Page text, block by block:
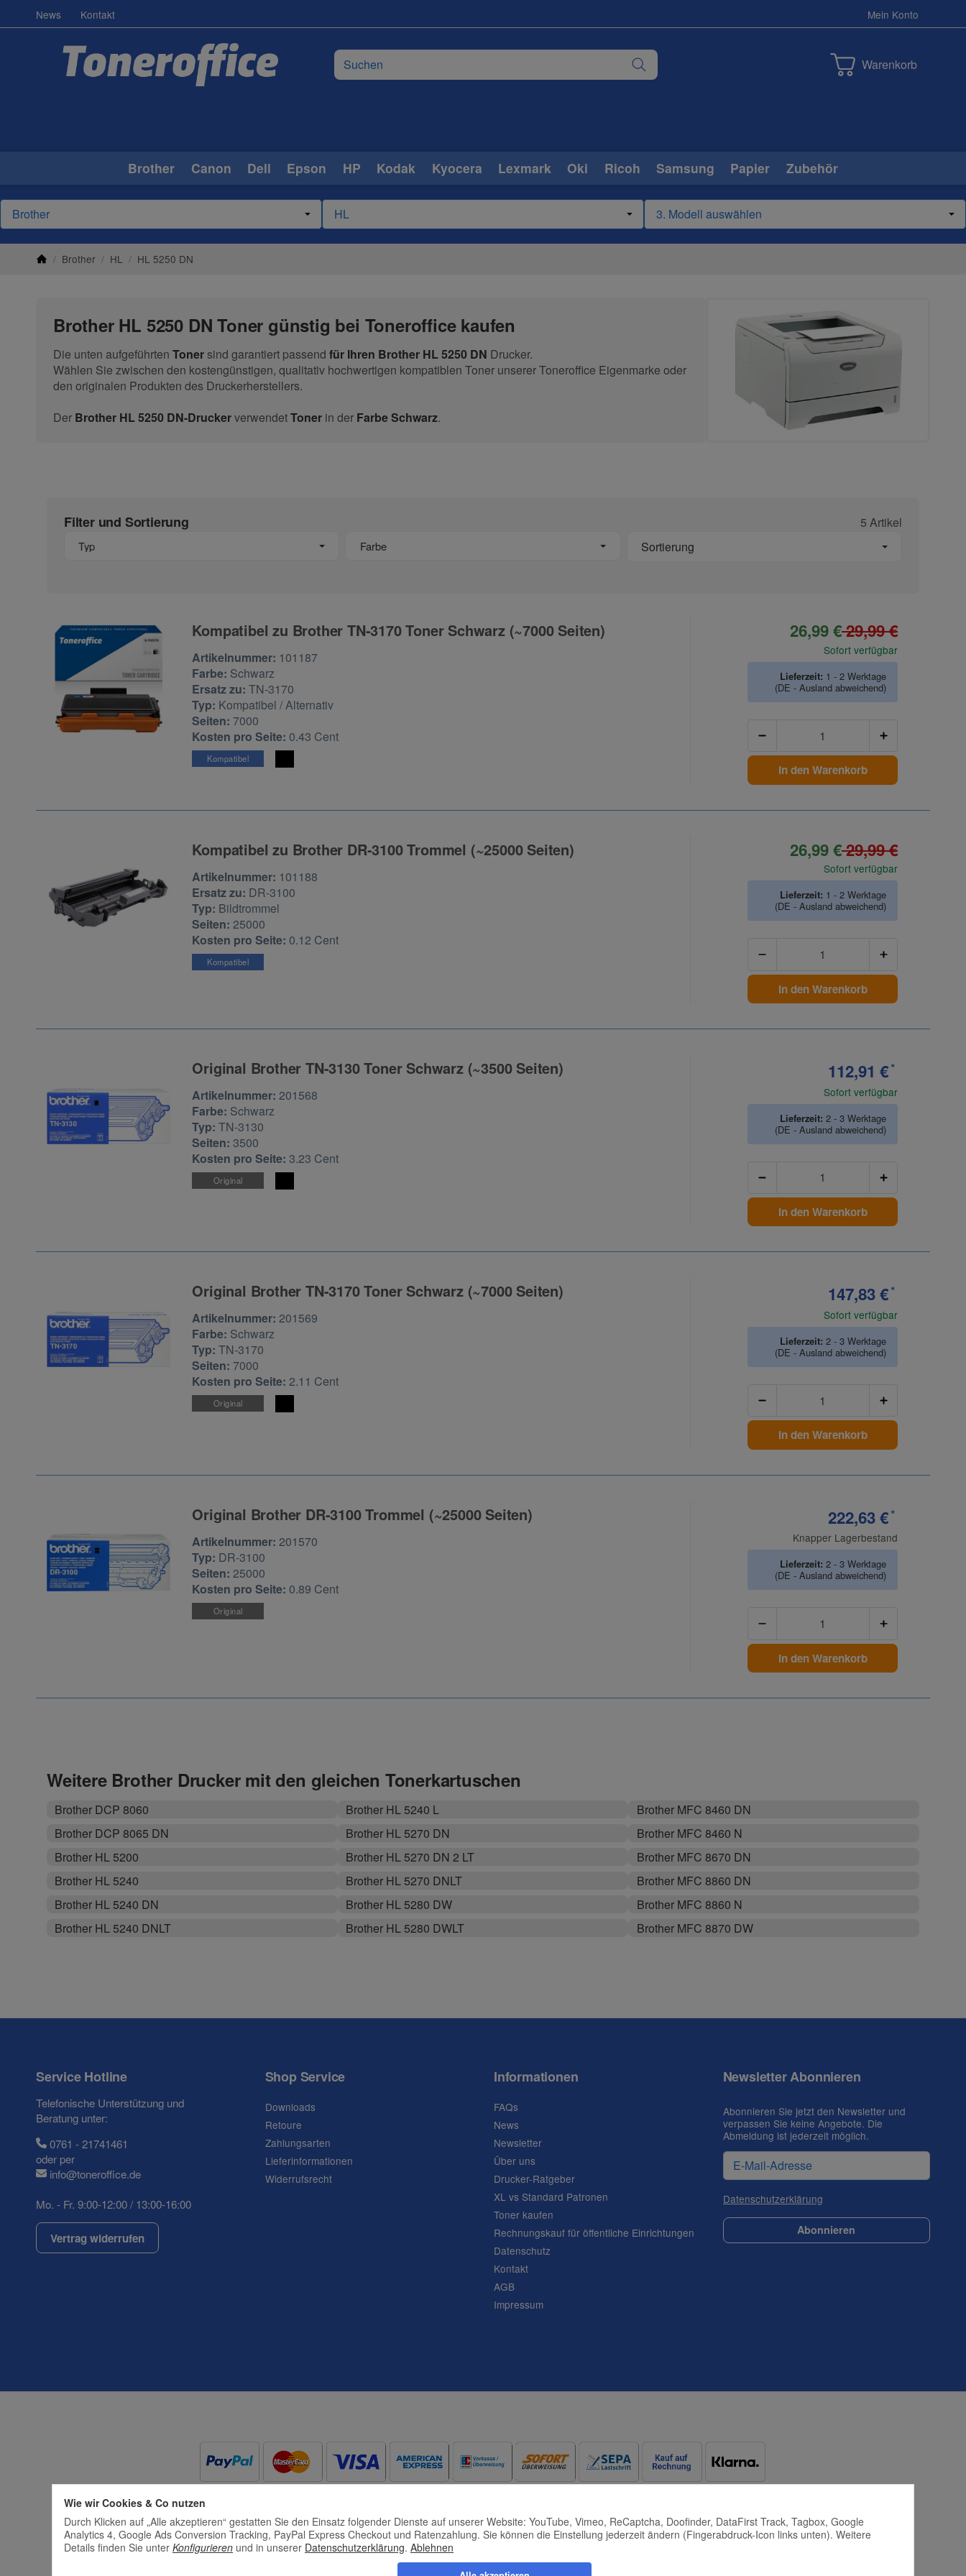
News Kontakt Mein Konto
Warenkorb
Brother Canon Dell Epson HP Kodak Kyocera Lexmark Oki Ricoh Samsung Papier Zubehör
/ Brother / HL / HL 5250 DN
Brother HL 5250 DN Toner günstig bei Toneroffice kaufen
Die unten aufgeführten Tonersind garantiert passend für Ihren Brother HL 5250 DN Drucker.
Wählen Sie zwischen den kostengünstigen, qualitativ hochwertigen kompatiblen Toner unserer Toneroffice Eigenmarke oder
den originalen Produkten des Druckerherstellers.
Der Brother HL 5250 DN-DruckerverwendetToner in der Farbe Schwarz.
Filter und Sortierung 5 Artikel
Typ Farbe Sortierung
Kompatibel zu Brother TN-3170 Toner Schwarz (~7000 Seiten)
Zur Artikelbewertung
Artikelnummer: 101187
Farbe: Schwarz
Ersatz zu:TN-3170
Typ: Kompatibel / Alternativ
Seiten: 7000
Kosten pro Seite: 0.43 Cent
Kompatibel
26,99 €29,99 €
Sofort verfügbar
Lieferzeit: 1 - 2 Werktage
(DE - Ausland abweichend)
In den Warenkorb
Kompatibel zu Brother DR-3100 Trommel (~25000 Seiten)
Zur Artikelbewertung
Artikelnummer: 101188
Ersatz zu: DR-3100
Typ: Bildtrommel
Seiten:25000
Kosten pro Seite: 0.12 Cent
Kompatibel
26,99 €29,99 €
Sofort verfügbar
Lieferzeit: 1 - 2 Werktage
(DE - Ausland abweichend)
In den Warenkorb
Original Brother TN-3130 Toner Schwarz (~3500 Seiten)
Zur Artikelbewertung
Artikelnummer:201568
Farbe: Schwarz
Typ:TN-3130
Seiten: 3500
Kosten pro Seite: 3.23 Cent
Original
112,91 €*
Sofort verfügbar
Lieferzeit: 2 - 3 Werktage
(DE - Ausland abweichend)
In den Warenkorb
Original Brother TN-3170 Toner Schwarz (~7000 Seiten)
Zur Artikelbewertung
Artikelnummer:201569
Farbe: Schwarz
Typ:TN-3170
Seiten: 7000
Kosten pro Seite:2.11 Cent
Original
147,83 €*
Sofort verfügbar
Lieferzeit: 2 - 3 Werktage
(DE - Ausland abweichend)
In den Warenkorb
Original Brother DR-3100 Trommel (~25000 Seiten)
Zur Artikelbewertung
Artikelnummer:201570
Typ: DR-3100
Seiten:25000
Kosten pro Seite: 0.89 Cent
Original
222,63 €*
Knapper Lagerbestand
Lieferzeit: 2 - 3 Werktage
(DE - Ausland abweichend)
In den Warenkorb
Weitere Brother Drucker mit den gleichen Tonerkartuschen
Brother DCP 8060
Brother DCP 8065 DN
Brother HL 5200
Brother HL 5240
Brother HL 5240 DN
Brother HL 5240 DNLT
Brother HL 5240 L
Brother HL 5270 DN
Brother HL 5270 DN 2 LT
Brother HL 5270 DNLT
Brother HL 5280 DW
Brother HL 5280 DWLT
Brother MFC 8460 DN
Brother MFC 8460 N
Brother MFC 8670 DN
Brother MFC 8860 DN
Brother MFC 8860 N
Brother MFC 8870 DW
Service Hotline
Telefonische Unterstützung und
Beratung unter:
0761 - 21741461
oder per
info@toneroffice.de
Mo. - Fr. 9:00-12:00 / 13:00-16:00
Vertrag widerrufen
Shop Service
Downloads
Retoure
Zahlungsarten
Lieferinformationen
Widerrufsrecht
Informationen
FAQs
News
Newsletter
Über uns
Drucker-Ratgeber
XL vs Standard Patronen
Toner kaufen
Rechnungskauf für öffentliche Einrichtungen
Datenschutz
Kontakt
AGB
Impressum
Newsletter Abonnieren
Abonnieren Sie jetzt den Newsletter und
verpassen Sie keine Angebote. Die
Abmeldung ist jederzeit möglich.
Datenschutzerklärung
Abonnieren
Wie wir Cookies & Co nutzen
Durch Klicken auf „Alle akzeptieren“ gestatten Sie den Einsatz folgender Dienste auf unserer Website: YouTube, Vimeo, ReCaptcha, Doofinder, DataFirst Track, Tagbox, Google
Analytics 4, Google Ads Conversion Tracking, PayPal Express Checkout und Ratenzahlung. Sie können die Einstellung jederzeit ändern (Fingerabdruck-Icon links unten). Weitere
Details finden Sie unter Konfigurieren und in unserer Datenschutzerklärung. Ablehnen